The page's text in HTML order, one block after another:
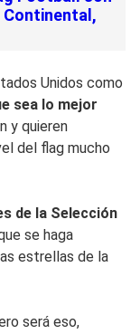
Continental,
Unidos como
sea lo mejor
y quieren
del flag mucho
de la Selección
se haga
estrellas de la
será eso,